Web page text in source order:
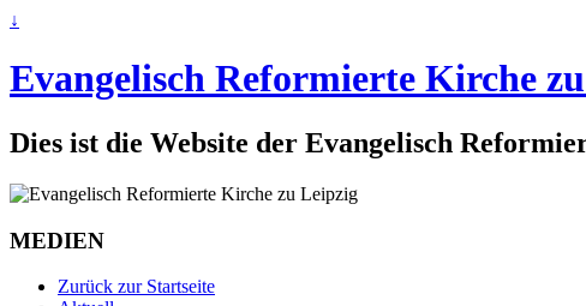
↓
Evangelisch Reformierte Kirche
Dies ist die Website der Evangelisch
MEDIEN
Zurück zur Startseite